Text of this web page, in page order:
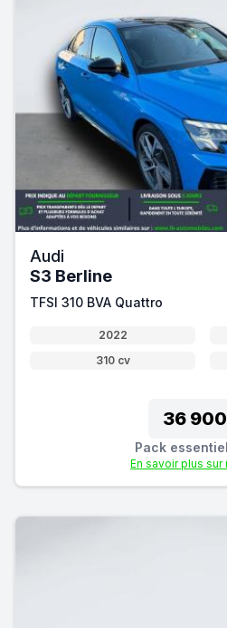
Audi
S3 Berline
TFSI 310 BVA Quattro
2022
310 cv
36
Pack
En savoir plus sur